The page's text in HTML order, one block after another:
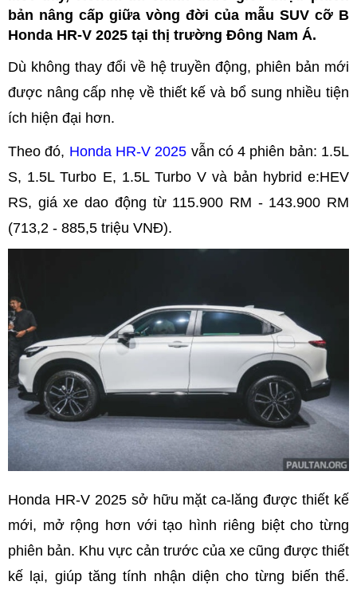
bản nâng cấp giữa vòng đời của mẫu SUV cỡ B
Honda HR-V 2025 tại thị trường Đông Nam Á.
Dù không thay đổi về hệ truyền động, phiên bản mới
được nâng cấp nhẹ về thiết kế và bổ sung nhiều tiện
ích hiện đại hơn.
Theo đó, Honda HR-V 2025 vẫn có 4 phiên bản: 1.5L
S, 1.5L Turbo E, 1.5L Turbo V và bản hybrid e:HEV
RS, giá xe dao động từ 115.900 RM - 143.900 RM
(713,2 - 885,5 triệu VNĐ).
Honda HR-V 2025 sở hữu mặt ca-lăng được thiết kế
mới, mở rộng hơn với tạo hình riêng biệt cho từng
phiên bản. Khu vực cản trước của xe cũng được thiết
kế lại, giúp tăng tính nhận diện cho từng biến thể.